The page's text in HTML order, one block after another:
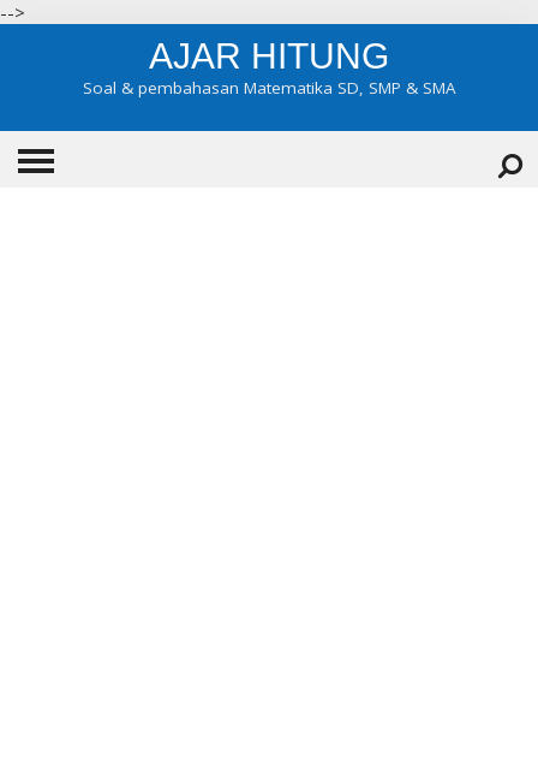
-->
AJAR HITUNG
Soal & pembahasan Matematika SD, SMP & SMA